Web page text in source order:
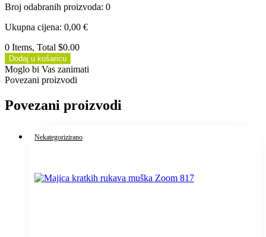
Broj odabranih proizvoda: 0
Ukupna cijena: 0,00 €
0 Items, Total $0.00
Dodaj u košaricu
Moglo bi Vas zanimati
Povezani proizvodi
Povezani proizvodi
Nekategorizirano